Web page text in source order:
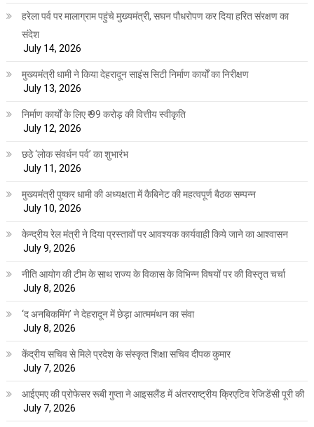
हरेला पर्व पर मालाग्राम पहुंचे मुख्यमंत्री, सघन पौधरोपण कर दिया हरित संरक्षण का
संदेश
July 14, 2026
मुख्यमंत्री धामी ने किया देहरादून साइंस सिटी निर्माण कार्यों का निरीक्षण
July 13, 2026
निर्माण कार्यों के लिए ₹ 99 करोड़ की वित्तीय स्वीकृति
July 12, 2026
छठे ‘लोक संवर्धन पर्व’ का शुभारंभ
July 11, 2026
मुख्यमंत्री पुष्कर धामी की अध्यक्षता में कैबिनेट की महत्वपूर्ण बैठक सम्पन्न
July 10, 2026
केन्द्रीय रेल मंत्री ने दिया प्रस्तावों पर आवश्यक कार्यवाही किये जाने का आश्वासन
July 9, 2026
नीति आयोग की टीम के साथ राज्य के विकास के विभिन्न विषयों पर की विस्तृत चर्चा
July 8, 2026
‘द अनबिकमिंग’ ने देहरादून में छेड़ा आत्ममंथन का संवा
July 8, 2026
केंद्रीय सचिव से मिले प्रदेश के संस्कृत शिक्षा सचिव दीपक कुमार
July 7, 2026
आईएमए की प्रोफेसर रूबी गुप्ता ने आइसलैंड में अंतरराष्ट्रीय क्रिएटिव रेजिडेंसी पूरी की
July 7, 2026